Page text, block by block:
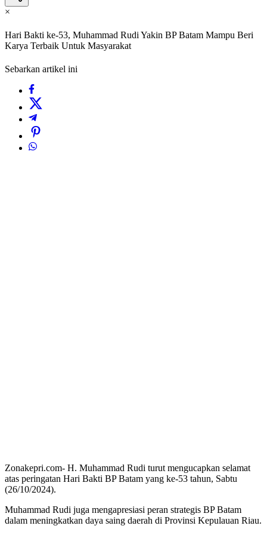
×
Hari Bakti ke-53, Muhammad Rudi Yakin BP Batam Mampu Beri
Karya Terbaik Untuk Masyarakat
Sebarkan artikel ini
Zonakepri.com- H. Muhammad Rudi turut mengucapkan selamat
atas peringatan Hari Bakti BP Batam yang ke-53 tahun, Sabtu
(26/10/2024).
Muhammad Rudi juga mengapresiasi peran strategis BP Batam
dalam meningkatkan daya saing daerah di Provinsi Kepulauan Riau.